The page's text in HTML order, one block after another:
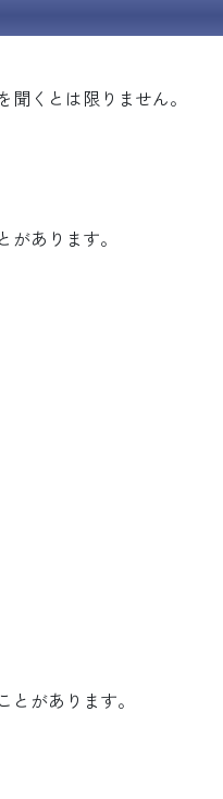
くとは限りません。
あります。
があります。